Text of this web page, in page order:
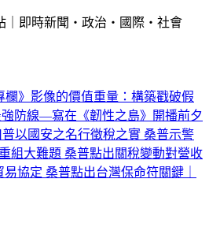
｜即時新聞・政治・國際・社會
欄》影像的價值重量：構築戳破假
防線—寫在《韌性之島》開播前夕
以國安之名行徵稅之實 桑普示警
組大難題 桑普點出關稅變動對營收
協定 桑普點出台灣保命符關鍵｜